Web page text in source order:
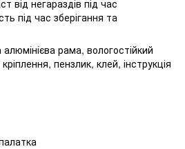
від негараздів під час
під час зберігання та
рама, вологостійкий
пензлик, клей, інструкція